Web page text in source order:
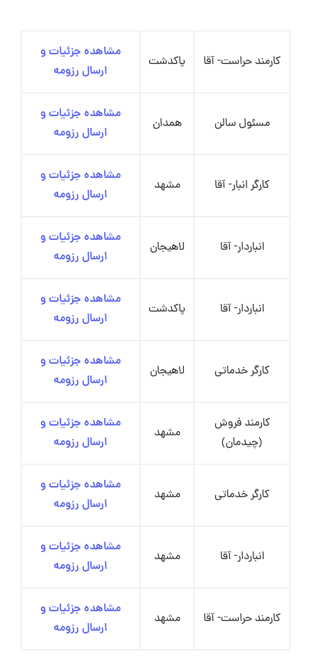
کارمند حراست- آقا پاکدشت
مشاهده جزئیات و
ارسال رزومه
مسئول سالن همدان
مشاهده جزئیات و
ارسال رزومه
کارگر انبار- آقا مشهد
مشاهده جزئیات و
ارسال رزومه
انباردار- آقا لاهیجان
مشاهده جزئیات و
ارسال رزومه
انباردار- آقا پاکدشت
مشاهده جزئیات و
ارسال رزومه
کارگر خدماتی لاهیجان
مشاهده جزئیات و
ارسال رزومه
کارمند فروش
(چیدمان)
مشهد
مشاهده جزئیات و
ارسال رزومه
کارگر خدماتی مشهد
مشاهده جزئیات و
ارسال رزومه
انباردار- آقا مشهد
مشاهده جزئیات و
ارسال رزومه
کارمند حراست- آقا مشهد
مشاهده جزئیات و
ارسال رزومه